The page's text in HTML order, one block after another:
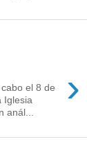
›
el 8 de
Iglesia
anál...